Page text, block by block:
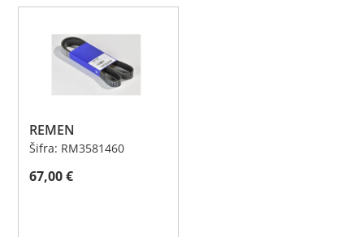
REMEN
Šifra: RM3581460
67,00€